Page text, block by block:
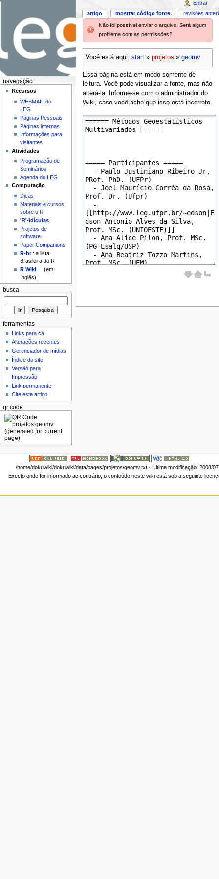
Não foi possível enviar o arquivo. Será algum
problema com as permissões?
Você está aqui: start» projetos » geomv
Essa página está em modo somente de
leitura. Você pode visualizar a fonte, mas não
alterá-la. Informe-se com o administrador do
Wiki, caso você ache que isso está incorreto.
artigo mostrar código fonte revisões
Entrar
navegação
Recursos
WEBMAIL do
LEG
Páginas Pessoais
Páginas internas
Informações para
visitantes
Atividades
Programação de
Seminários
Agenda do LEG
Computação
Dicas
Materiais e cursos
sobre o R
'R'-idículas
Projetos de
software
Paper Companions
R-br: a lista
Brasileira do R
R Wiki
(em
Inglês).
busca
ferramentas
Links para cá
Alterações recentes
Gerenciador de mídias
Índice do site
Versão para
Impressão
Link permanente
Cite este artigo
qr code
/home/dokuwiki/dokuwiki/data/pages/projetos/geomv.txt· Última modificação: 2008/
Exceto onde for informado ao contrário, o conteúdo neste wiki está sob a seguinte